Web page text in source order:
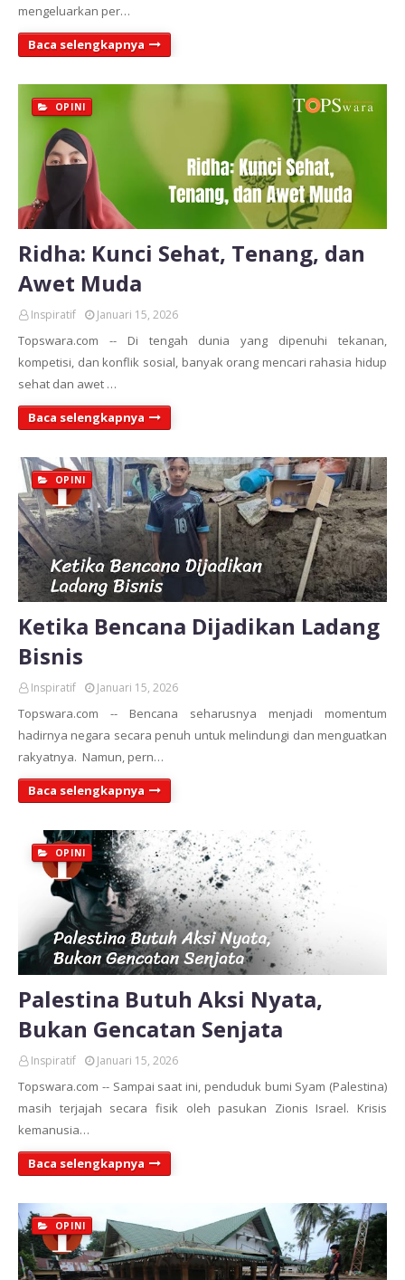
mengeluarkan per…
Baca selengkapnya
OPINI
Ridha: Kunci Sehat, Tenang, dan
Awet Muda
Inspiratif Januari 15, 2026
Topswara.com -- Di tengah dunia yang dipenuhi tekanan,
kompetisi, dan konflik sosial, banyak orang mencari rahasia hidup
sehat dan awet …
Baca selengkapnya
OPINI
Ketika Bencana Dijadikan Ladang
Bisnis
Inspiratif Januari 15, 2026
Topswara.com -- Bencana seharusnya menjadi momentum
hadirnya negara secara penuh untuk melindungi dan menguatkan
rakyatnya. Namun, pern…
Baca selengkapnya
OPINI
Palestina Butuh Aksi Nyata,
Bukan Gencatan Senjata
Inspiratif Januari 15, 2026
Topswara.com -- Sampai saat ini, penduduk bumi Syam (Palestina)
masih terjajah secara fisik oleh pasukan Zionis Israel. Krisis
kemanusia…
Baca selengkapnya
OPINI